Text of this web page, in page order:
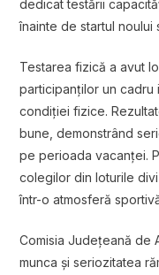
dedicat testării
înainte de startul noului
Testarea fizică a avut
participanților un cadru
condiției fizice.
bune, demonstrând
pe perioada vacanței.
colegilor din loturile
într-o atmosferă
Comisia Județeană de
munca și seriozitatea